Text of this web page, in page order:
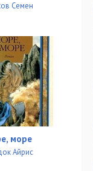
22:06
26:18
34:37
29:12
Семен
море
Айрис